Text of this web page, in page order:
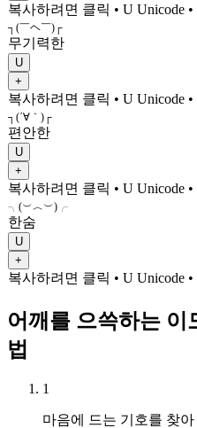
복사하려면 클릭 • U Unicode •
┐(￣ヘ￣)┌
무기력한
U
+
복사하려면 클릭 • U Unicode •
┐(´∀｀)┌
편안한
U
+
복사하려면 클릭 • U Unicode •
╮(︶︿︶)╭
한숨
U
+
복사하려면 클릭 • U Unicode •
어깨를 으쓱하는 이
법
1
마음에 드는 기호를 찾